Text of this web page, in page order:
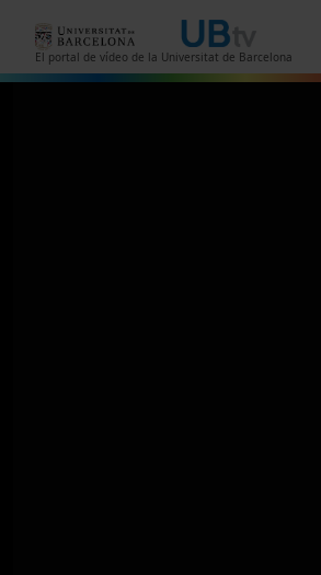
El portal de vídeo de la Universitat de Barcelona